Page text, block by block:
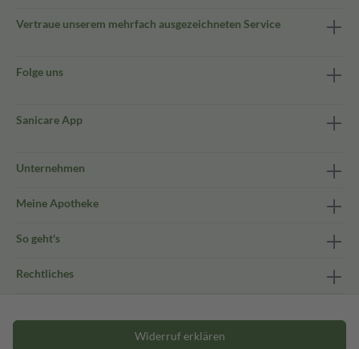
Vertraue unserem mehrfach ausgezeichneten Service
Folge uns
Sanicare App
Unternehmen
Meine Apotheke
So geht's
Rechtliches
Widerruf erklären